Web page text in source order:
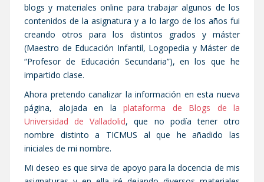
blogs y materiales online para trabajar algunos de los
contenidos de la asignatura y a lo largo de los años fui
creando otros para los distintos grados y máster
(Maestro de Educación Infantil, Logopedia y Máster de
“Profesor de Educación Secundaria”), en los que he
impartido clase.
Ahora pretendo canalizar la información en esta nueva
página, alojada en la plataforma de Blogs de la
Universidad de Valladolid, que no podía tener otro
nombre distinto a TICMUS al que he añadido las
iniciales de mi nombre.
Mi deseo es que sirva de apoyo para la docencia de mis